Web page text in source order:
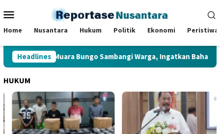
ke
Mobile
Home Nusantara Hukum Politik Ekonomi Peristiwa
Headlines
Polsek Muara Bungo Sambangi Warga, Ingatkan Bahaya
HUKUM